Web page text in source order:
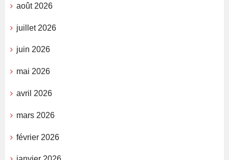
août 2026
juillet 2026
juin 2026
mai 2026
avril 2026
mars 2026
février 2026